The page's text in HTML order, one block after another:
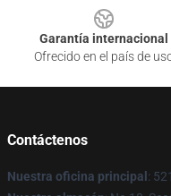
Garantía internacional
Ofrecido en el país de
Contáctenos
Nuestra oficina principal :